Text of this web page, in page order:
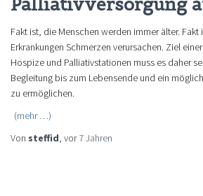
Fakt ist, die Menschen werden immer älter.
Erkrankungen Schmerzen verursachen. Ziel
Hospize und Palliativstationen muss es daher
Begleitung bis zum Lebensende und ein
zu ermöglichen.
(mehr …)
Von steffid, vor7 Jahren